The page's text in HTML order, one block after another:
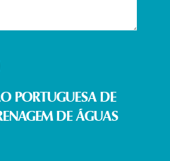
PORTUGUESA DE
DE ÁGUAS